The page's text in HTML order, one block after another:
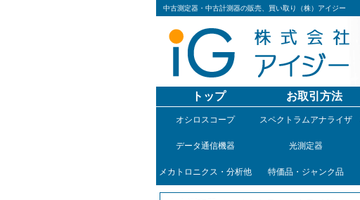
中古測定器・中古計測器の販売、買い取り（株）アイジー
トップ お取引方法
オシロスコープ スペクトラムアナライザ
データ通信機器 光測定器
メカトロニクス・分析他 特価品・ジャンク品